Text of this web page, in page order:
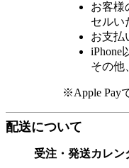
お客様
セルい
お支払
iPhone
その他
※Apple Pay
配送について
受注・発送カレン